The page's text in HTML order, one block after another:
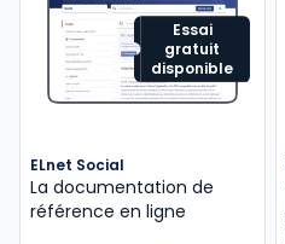
Essai
gratuit
disponible
ELnet Social
La documentation de
référence en ligne